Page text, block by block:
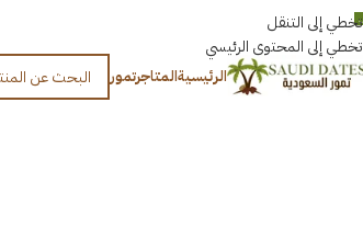
تخطي إلى التنقل
تخطي إلى المحتوى الرئيسي
العربية
الرئيسيةالمتاجرتمور